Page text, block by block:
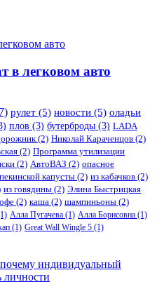
в легковом авто
рулет (5) новости (5) оладьи
плов (3) бутерброды (3) LADA
(2) Николай Караченцов (2)
(2) Программа утилизации
(2) АвтоВАЗ (2) опасное
капусты (2) из кабачков (2)
из говядины (2) Элина Быстрицкая
(2) каша (2) шампиньоны (2)
Алла Пугачева (1) Алла Борисовна (1)
(1) Great Wall Wingle 5 (1)